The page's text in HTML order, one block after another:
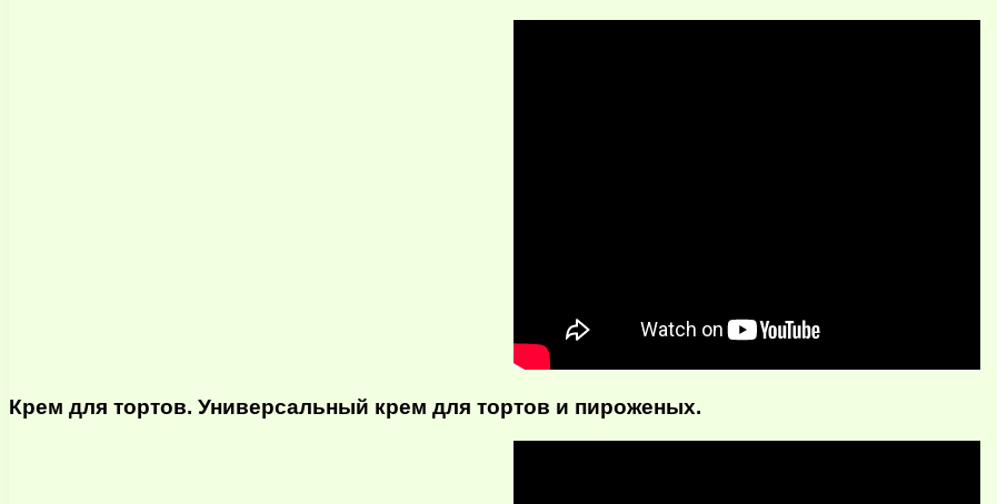
Крем для тортов. Универсальный крем для тортов и пироженых.